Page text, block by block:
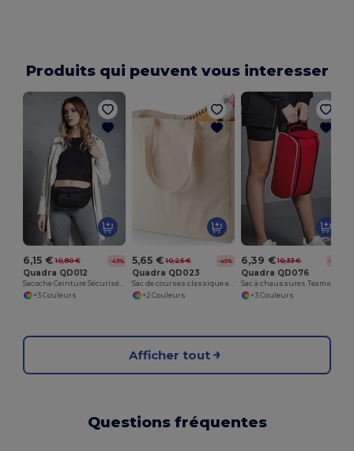
Produits qui peuvent vous interesser
6,15 € 10,80 € -43%
Quadra QD012
Sacoche Ceinture Sécurisée Quadra
+3 Couleurs
5,65 € 10,25 € -45%
Quadra QD023
Sac de courses classique en toile
+2 Couleurs
6,39 € 10,33 € -38%
Quadra QD076
+3 Couleurs
Afficher tout
Questions fréquentes